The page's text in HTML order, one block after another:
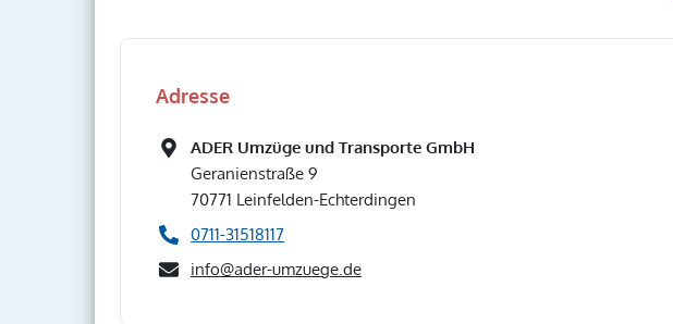
Adresse
ADER Umzüge und Transporte GmbH
Geranienstraße 9
70771 Leinfelden-Echterdingen
0711-31518117
info@ader-umzuege.de